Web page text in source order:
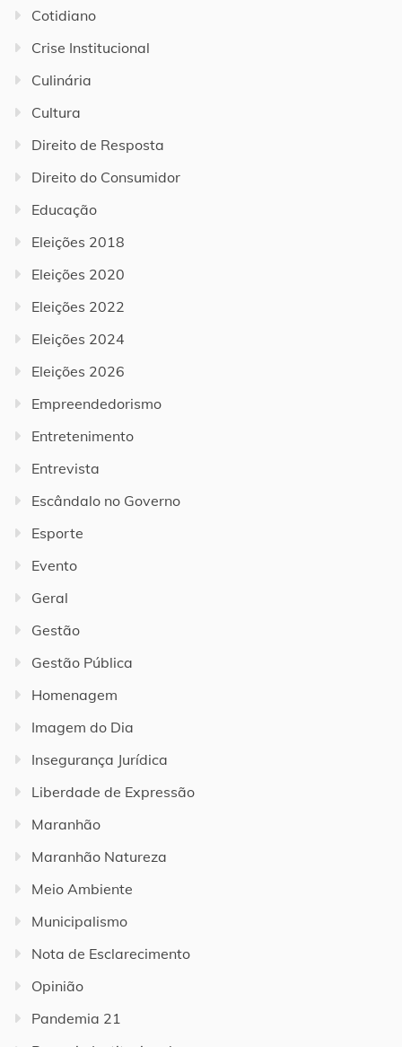
Cotidiano
Crise Institucional
Culinária
Cultura
Direito de Resposta
Direito do Consumidor
Educação
Eleições 2018
Eleições 2020
Eleições 2022
Eleições 2024
Eleições 2026
Empreendedorismo
Entretenimento
Entrevista
Escândalo no Governo
Esporte
Evento
Geral
Gestão
Gestão Pública
Homenagem
Imagem do Dia
Insegurança Jurídica
Liberdade de Expressão
Maranhão
Maranhão Natureza
Meio Ambiente
Municipalismo
Nota de Esclarecimento
Opinião
Pandemia 21